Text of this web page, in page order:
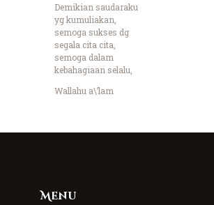
Demikian saudaraku
yg kumuliakan,
semoga sukses dg
segala cita cita,
semoga dalam
kebahagiaan selalu,
Wallahu a\’lam
Menu